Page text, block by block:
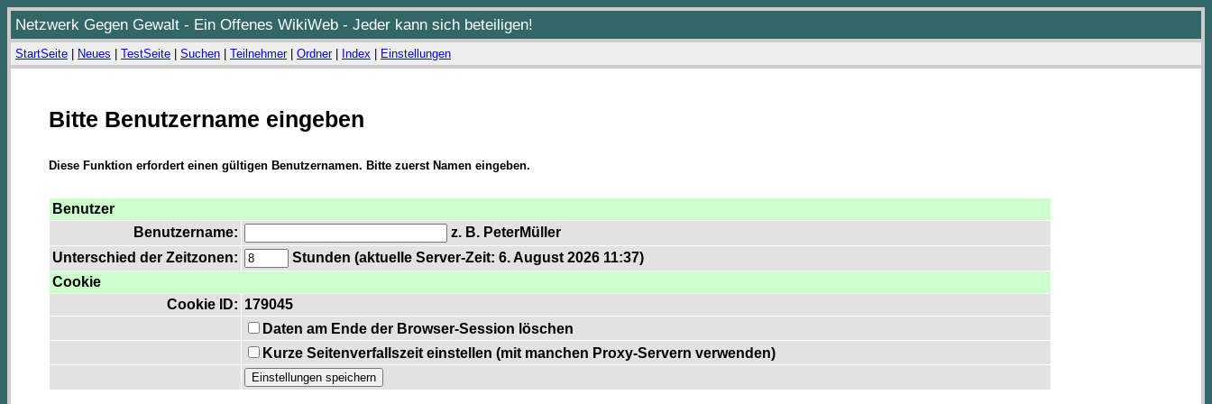
Netzwerk Gegen Gewalt - Ein Offenes WikiWeb - Jeder kann sich beteiligen!
StartSeite Neues TestSeite Suchen Teilnehmer| Ordner| Index Einstellungen
Bitte Benutzername eingeben
Diese Funktion erfordert einen gültigen Benutzernamen. Bitte zuerst Namen eingeben.
Benutzer
Benutzername:
z. B. PeterMüller
Unterschied der Zeitzonen:
Stunden (aktuelle Server-Zeit: 6. August 2026 11:37)
Cookie
Cookie ID: 179045
Daten am Ende der Browser-Session löschen
Kurze Seitenverfallszeit einstellen (mit manchen Proxy-Servern verwenden)